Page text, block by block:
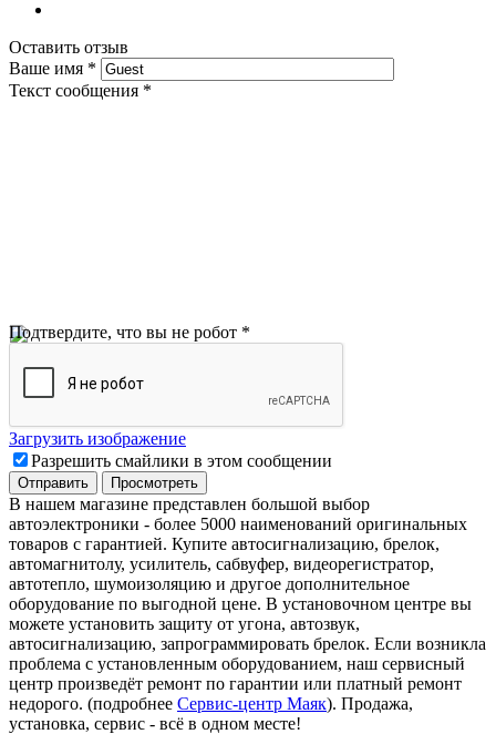
Оставить отзыв
Ваше имя *
Текст сообщения *
Подтвердите, что вы не робот *
Загрузить изображение
Разрешить смайлики в этом сообщении
В нашем магазине представлен большой выбор
автоэлектроники - более 5000 наименований оригинальных
товаров с гарантией. Купите автосигнализацию, брелок,
автомагнитолу, усилитель, сабвуфер, видеорегистратор,
автотепло, шумоизоляцию и другое дополнительное
оборудование по выгодной цене. В установочном центре вы
можете установить защиту от угона, автозвук,
автосигнализацию, запрограммировать брелок. Если возникла
проблема с установленным оборудованием, наш сервисный
центр произведёт ремонт по гарантии или платный ремонт
недорого. (подробнее Сервис-центр Маяк). Продажа,
установка, сервис - всё в одном месте!